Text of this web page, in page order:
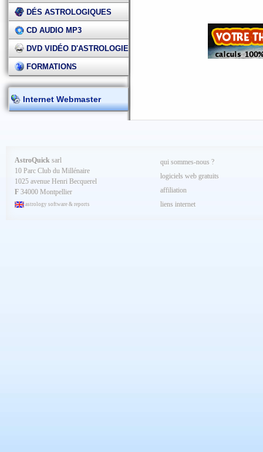
DÉS ASTROLOGIQUES
CD AUDIO MP3
DVD VIDÉO D'ASTROLOGIE
FORMATIONS
Internet Webmaster
AstroQuick sarl
10 Parc Club du Millénaire
1025 avenue Henri Becquerel
F 34000 Montpellier
astrology software & reports
qui sommes-nous ?
logiciels web gratuits
affiliation
liens internet